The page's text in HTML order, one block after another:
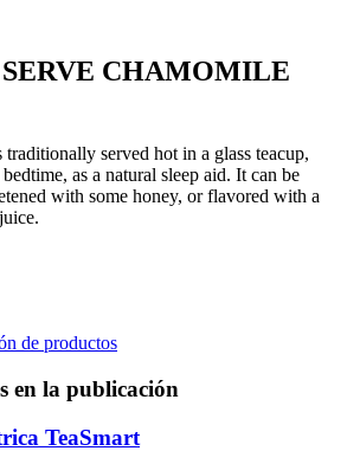
CHAMOMILE
traditionally served hot in a glass teacup,
as a natural sleep aid. It can be
with some honey, or flavored with a
de productos
en la publicación
TeaSmart